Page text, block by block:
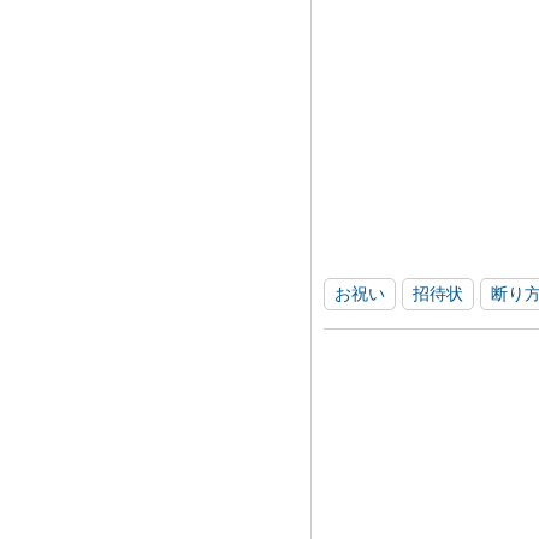
お祝い 招待状 断り